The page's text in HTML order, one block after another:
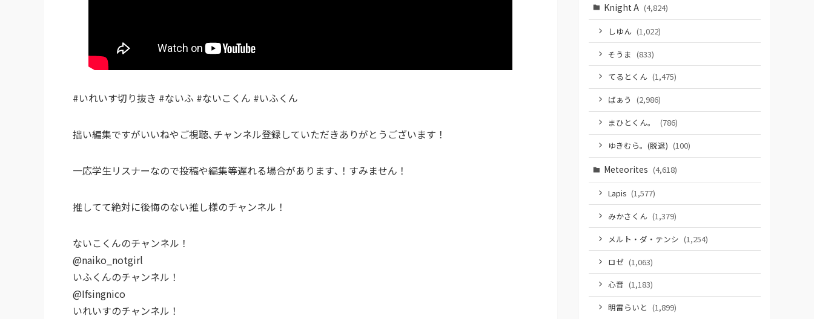
#いれいす切り抜き #ないふ #ないこくん #いふくん
拙い編集ですがいいねやご視聴､チャンネル登録していただきありがとうございます！
一応学生リスナーなので投稿や編集等遅れる場合があります､！すみません！
推してて絶対に後悔のない推し様のチャンネル！
ないこくんのチャンネル！
@naiko_notgirl
いふくんのチャンネル！
@Ifsingnico
いれいすのチャンネル！
Knight A (4,824)
しゆん (1,022)
そうま (833)
てるとくん (1,475)
ばぁう (2,986)
まひとくん。
(786)
ゆきむら。(脱退) (100)
Meteorites (4,618)
Lapis (1,577)
みかさくん (1,379)
メルト・ダ・テンシ (1,254)
ロゼ (1,063)
心音 (1,183)
明雷らいと (1,899)